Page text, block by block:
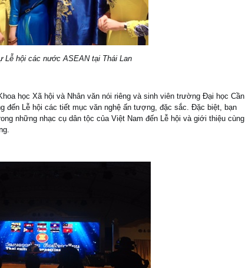
Lễ hội các nước ASEAN tại Thái Lan
học Xã hội và Nhân văn nói riêng và sinh viên trường Đại học Cần
đến Lễ hội các tiết mục văn nghệ ấn tượng, đặc sắc. Đặc biệt, bạn
những nhạc cụ dân tộc của Việt Nam đến Lễ hội và giới thiệu cùng